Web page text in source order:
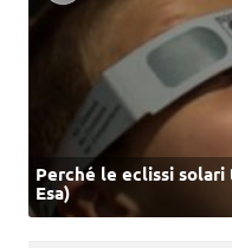
Perché le eclissi
Esa)